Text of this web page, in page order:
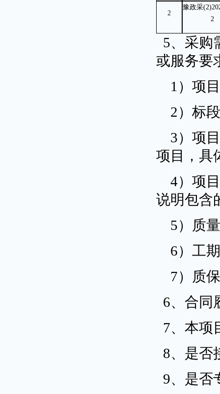
2
豫政采
2
5、采购
或服务要
1）项
2）标
3）项
项目，具
4）项
说明包含
5）质
6）工
7）质
6、合同
7、本项
8、是否
9、是否